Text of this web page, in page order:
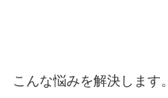
こんな悩みを解決します。